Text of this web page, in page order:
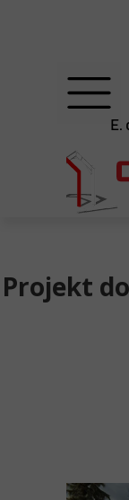
Projekt